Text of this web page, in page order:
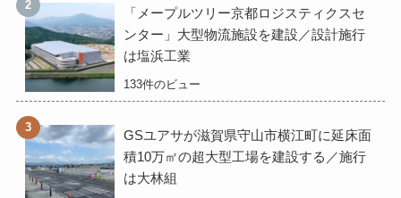
「メープルツリー京都ロジスティクスセ
ンター」大型物流施設を建設／設計施行
は塩浜工業
133件のビュー
GSユアサが滋賀県守山市横江町に延床面
積10万㎡の超大型工場を建設する／施行
は大林組